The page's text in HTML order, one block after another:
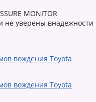
MONITOR
не уверены внадежности